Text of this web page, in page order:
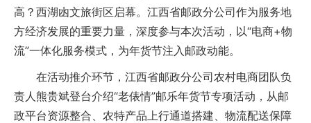
高？西湖凼文旅街区启幕。江西省邮政分公司作为服务地
方经济发展的重要力量，深度参与本次活动，以“电商+物
流”一体化服务模式，为年货节注入邮政动能。
在活动推介环节，江西省邮政分公司农村电商团队负
责人熊贵斌登台介绍“老俵情”邮乐年货节专项活动，从邮
政平台资源整合、农特产品上行通道搭建、物流配送保障